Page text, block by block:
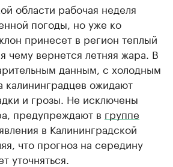
области рабочая неделя
погоды, но уже ко
принесет в регион теплый
чему вернется летняя жара. В
данным, с холодным
калининградцев ожидают
и грозы. Не исключены
предупреждают в группе
в Калининградской
что прогноз на середину
уточняться.